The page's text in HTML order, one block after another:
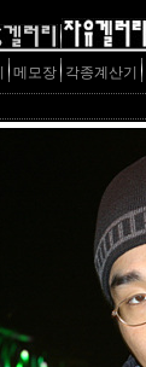
메모장 각종계산기